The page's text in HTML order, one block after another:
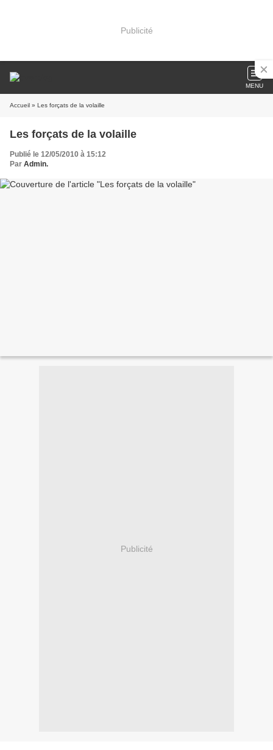
Publicité
MENU
Accueil » Les forçats de la volaille
Les forçats de la volaille
Publié le 12/05/2010 à 15:12
Par Admin.
Publicité